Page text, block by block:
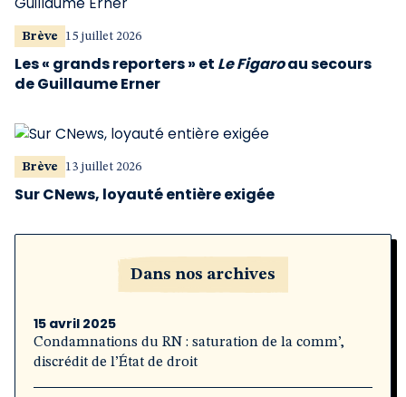
Brève 15 juillet 2026
Les « grands reporters » et Le Figaroau secours
de Guillaume Erner
Brève 13 juillet 2026
Sur CNews, loyauté entière exigée
Dans nos archives
15 avril 2025
Condamnations du RN : saturation de la comm’,
discrédit de l’État de droit